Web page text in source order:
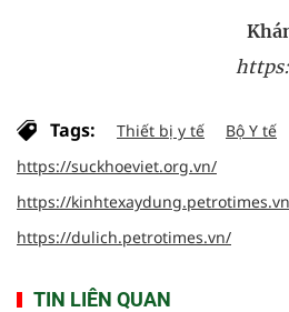
Tags: Thiết bị y tế Bộ Y tế
https://suckhoeviet.org.vn/
https://
https://dulich.petrotimes.vn/
TIN LIÊN QUAN